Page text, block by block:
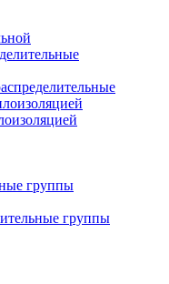
группы
группы